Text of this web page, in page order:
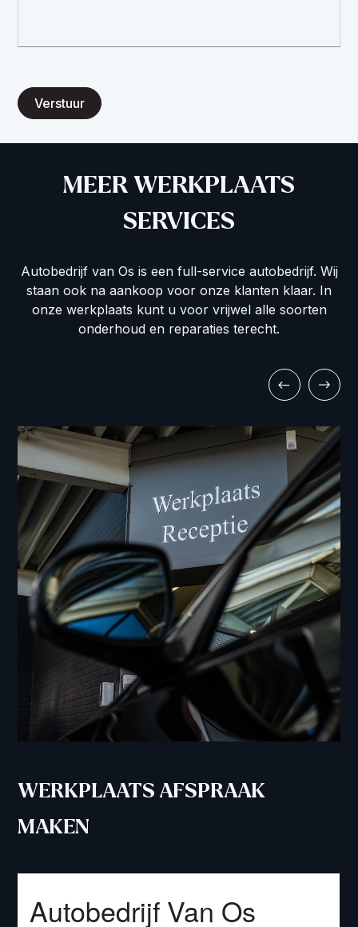
Verstuur
MEER WERKPLAATS
SERVICES
Autobedrijf van Os is een full-service autobedrijf. Wij
staan ook na aankoop voor onze klanten klaar. In
onze werkplaats kunt u voor vrijwel alle soorten
onderhoud en reparaties terecht.
WERKPLAATS AFSPRAAK
MAKEN